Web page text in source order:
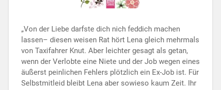
„Von der Liebe darfste dich nich feddich machen
lassen– diesen weisen Rat hört Lena gleich mehrmals
von Taxifahrer Knut. Aber leichter gesagt als getan,
wenn der Verlobte eine Niete und der Job wegen eines
äußerst peinlichen Fehlers plötzlich ein Ex-Job ist. Für
Selbstmitleid bleibt Lena aber sowieso kaum Zeit. Ihr